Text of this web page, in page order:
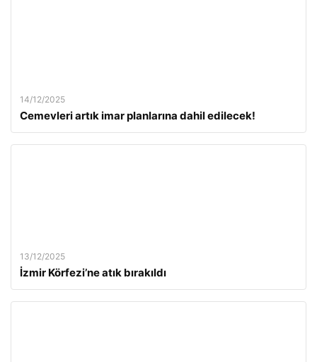
14/12/2025
Cemevleri artık imar planlarına dahil edilecek!
13/12/2025
İzmir Körfezi’ne atık bırakıldı